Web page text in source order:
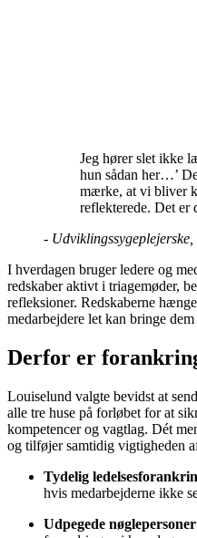
Jeg hører slet ikke
hun sådan her…’
mærke, at vi bliver
reflekterede. Det er
-
I hverdagen bruger ledere og
redskaber aktivt i triagemøder,
refleksioner. Redskaberne
medarbejdere let kan bringe
Derfor er
Louiselund valgte bevidst at
alle tre huse på forløbet for at
kompetencer og vagtlag. Dét
og tilføjer samtidig vigtigheden
Tydelig
hvis medarbejderne ikke
Udpegede